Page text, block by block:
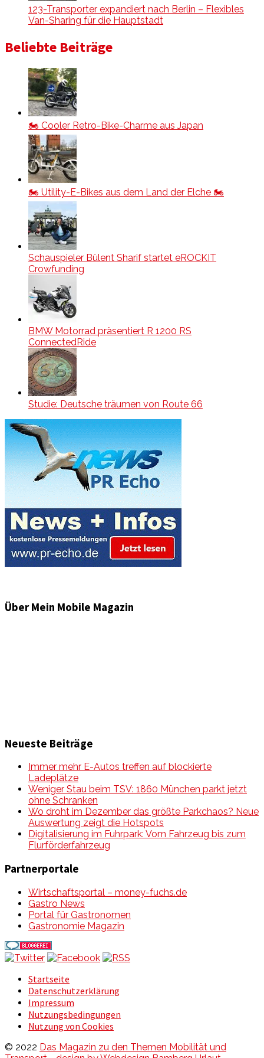
123-Transporter expandiert nach Berlin – Flexibles
Van-Sharing für die Hauptstadt
Beliebte Beiträge
🏍️ Cooler Retro-Bike-Charme aus Japan
🏍️ Utility-E-Bikes aus dem Land der Elche 🏍️
Schauspieler Bülent Sharif startet eROCKIT
Crowfunding
BMW Motorrad präsentiert R 1200 RS
ConnectedRide
Studie: Deutsche träumen von Route 66
Über Mein Mobile Magazin
Neueste Beiträge
Immer mehr E-Autos treffen auf blockierte
Ladeplätze
Weniger Stau beim TSV: 1860 München parkt jetzt
ohne Schranken
Wo droht im Dezember das größte Parkchaos? Neue
Auswertung zeigt die Hotspots
Digitalisierung im Fuhrpark: Vom Fahrzeug bis zum
Flurförderfahrzeug
Partnerportale
Wirtschaftsportal – money-fuchs.de
Gastro News
Portal für Gastronomen
Gastronomie Magazin
Startseite
Datenschutzerklärung
Impressum
Nutzungsbedingungen
Nutzung von Cookies
© 2022 Das Magazin zu den Themen Mobilität und